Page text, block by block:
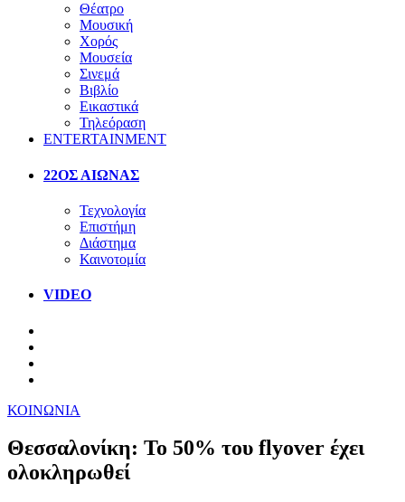
Θέατρο
Μουσική
Χορός
Μουσεία
Σινεμά
Βιβλίο
Εικαστικά
Τηλεόραση
ENTERTAINMENT
22ΟΣ ΑΙΩΝΑΣ
Τεχνολογία
Επιστήμη
Διάστημα
Καινοτομία
VIDEO
ΚΟΙΝΩΝΙΑ
Θεσσαλονίκη: Το 50% του flyover έχει
ολοκληρωθεί